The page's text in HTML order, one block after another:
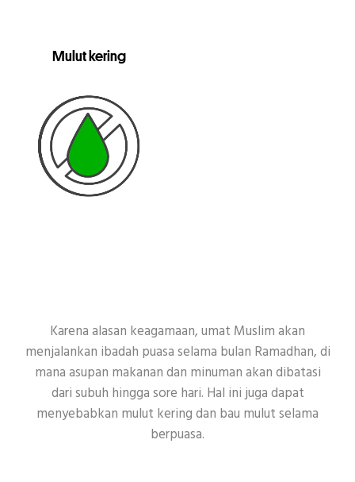
Mulut kering
Karena alasan keagamaan, umat Muslim akan
menjalankan ibadah puasa selama bulan Ramadhan, di
mana asupan makanan dan minuman akan dibatasi
dari subuh hingga sore hari. Hal ini juga dapat
menyebabkan mulut kering dan bau mulut selama
berpuasa.